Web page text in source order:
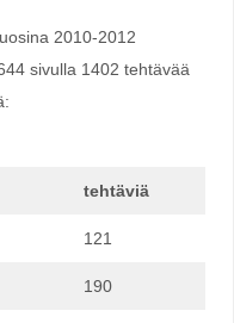
2010-2012
sivulla 1402 tehtävää
tehtäviä
121
190